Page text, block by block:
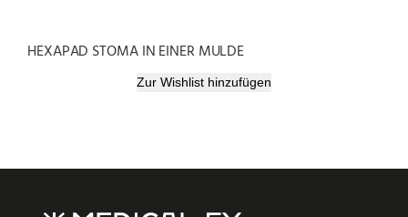
HEXAPAD STOMA IN EINER MULDE
Zur Wishlist hinzufügen